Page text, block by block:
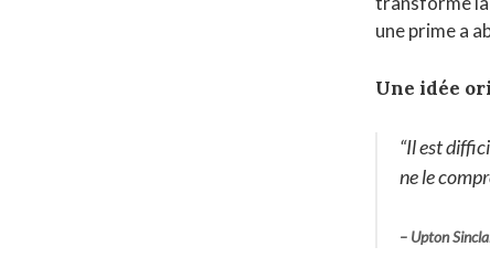
une prime a
Une idée
“Il est
ne le
– Upton